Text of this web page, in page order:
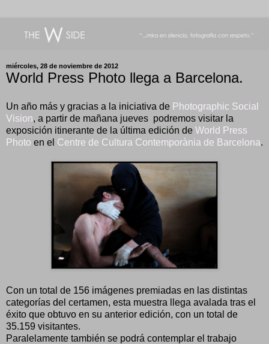
miércoles, 28 de noviembre de 2012
World Press Photo llega a Barcelona.
Un año más y gracias a la iniciativa de Photographic Social
Vision, a partir de mañana jueves podremos visitar la
exposición itinerante de la última edición de World Press
Photo en el Centre de Cultura Contemporània de Barcelona.
Con un total de 156 imágenes premiadas en las distintas
categorías del certamen, esta muestra llega avalada tras el
éxito que obtuvo en su anterior edición, con un total de
35.159 visitantes.
Paralelamente también se podrá contemplar el trabajo